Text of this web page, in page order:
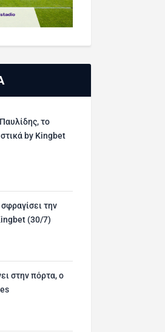
το
by Kingbet
την
(30/7)
στην πόρτα, ο